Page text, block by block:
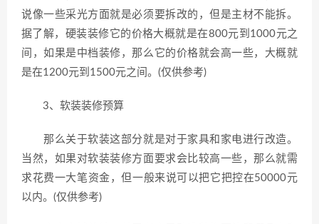
说像一些采光方面就是必须要拆改的，但是主材不能拆。
据了解，硬装装修它的价格大概就是在800元到1000元之
间，如果是中档装修，那么它的价格就会高一些，大概就
是在1200元到1500元之间。(仅供参考)
3、软装装修预算
那么关于软装这部分就是对于家具和家电进行改造。
当然，如果对软装装修方面要求会比较高一些，那么就需
求花费一大笔资金，但一般来说可以把它把控在50000元
以内。(仅供参考)